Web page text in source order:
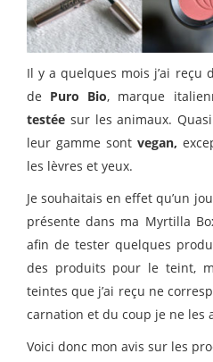
Il y a quelques mois j’ai reçu
de Puro Bio, marque
testée sur les animaux.
leur gamme sont vegan,
les lèvres et yeux.
Je souhaitais en effet qu’un
présente dans ma Myrtilla
afin de tester quelques
des produits pour le teint,
teintes que j’ai reçu ne
carnation et du coup je ne les
Voici donc mon avis sur les